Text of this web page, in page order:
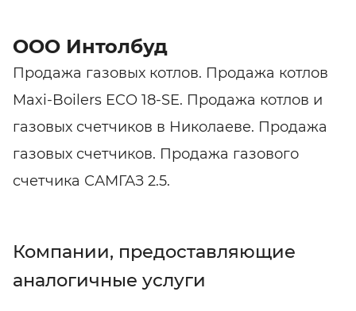
ООО Интолбуд
Продажа газовых котлов. Продажа котлов
Maxi-Boilers ECO 18-SE. Продажа котлов и
газовых счетчиков в Николаеве. Продажа
газовых счетчиков. Продажа газового
счетчика САМГАЗ 2.5.
Компании, предоставляющие
аналогичные услуги